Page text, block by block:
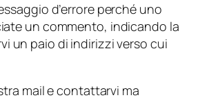
d’errore perché uno
un commento, indicando la
un paio di indirizzi verso cui
mail e contattarvi ma